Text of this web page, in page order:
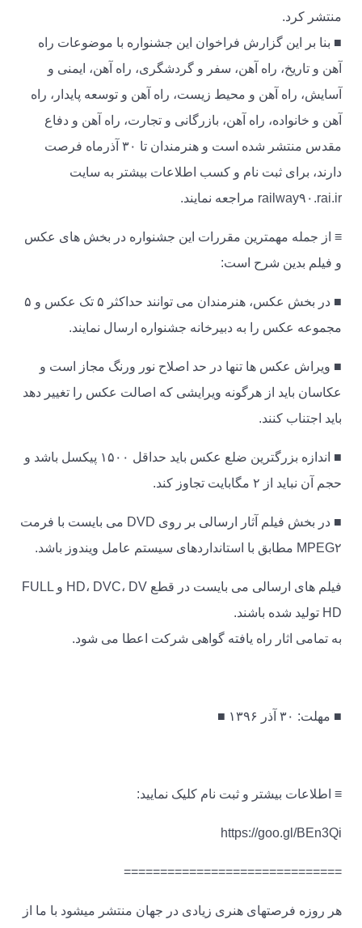
منتشر کرد.
■ بنا بر این گزارش فراخوان این جشنواره با موضوعات راه
آهن و تاریخ، راه آهن، سفر و گردشگری، راه آهن، ایمنی و
آسایش، راه آهن و محیط زیست، راه آهن و توسعه پایدار، راه
آهن و خانواده، راه آهن، بازرگانی و تجارت، راه آهن و دفاع
مقدس منتشر شده است و هنرمندان تا ۳۰ آذرماه فرصت
دارند، برای ثبت نام و کسب اطلاعات بیشتر به سایت
railway۹۰.rai.ir مراجعه نمایند.
≡ از جمله مهمترین مقررات این جشنواره در بخش های عکس
و فیلم بدین شرح است:
■ در بخش عکس، هنرمندان می توانند حداکثر ۵ تک عکس و ۵
مجموعه عکس را به دبیرخانه جشنواره ارسال نمایند.
■ ویراش عکس ها تنها در حد اصلاح نور ورنگ مجاز است و
عکاسان باید از هرگونه ویرایشی که اصالت عکس را تغییر دهد
باید اجتناب کنند.
■ اندازه بزرگترین ضلع عکس باید حداقل ۱۵۰۰ پیکسل باشد و
حجم آن نباید از ۲ مگابایت تجاوز کند.
■ در بخش فیلم آثار ارسالی بر روی DVD می بایست با فرمت
MPEG۲ مطابق با استانداردهای سیستم عامل ویندوز باشد.
فیلم های ارسالی می بایست در قطع HD، DVC، DV و FULL
HD تولید شده باشند.
به تمامی اثار راه یافته گواهی شرکت اعطا می شود.
■ مهلت: ۳۰ آذر ۱۳۹۶ ■
≡ اطلاعات بیشتر و ثبت نام کلیک نمایید:
https://goo.gl/BEn3Qi
==============================
هر روزه فرصتهای هنری زیادی در جهان منتشر میشود با ما از